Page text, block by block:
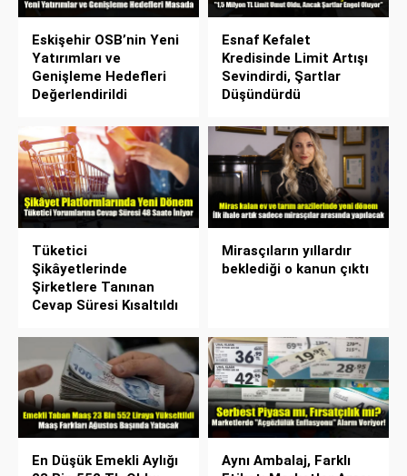
Eskişehir OSB’nin Yeni
Yatırımları ve
Genişleme Hedefleri
Değerlendirildi
Esnaf Kefalet
Kredisinde Limit Artışı
Sevindirdi, Şartlar
Düşündürdü
Tüketici
Şikâyetlerinde
Şirketlere Tanınan
Cevap Süresi Kısaltıldı
Mirasçıların yıllardır
beklediği o kanun çıktı
En Düşük Emekli Aylığı
Aynı Ambalaj, Farklı